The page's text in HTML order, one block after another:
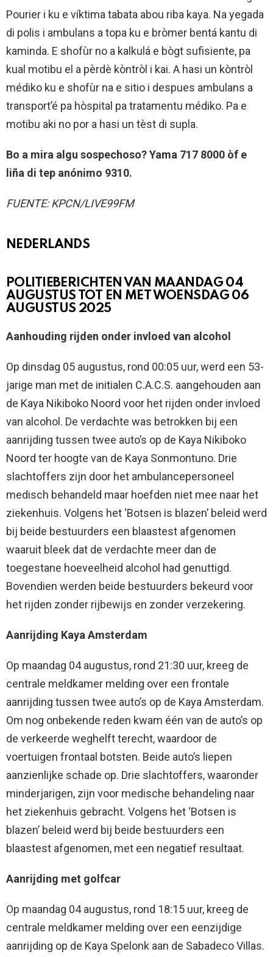
Pourier i ku e víktima tabata abou riba kaya. Na yegada
di polis i ambulans a topa ku e bròmer bentá kantu di
kaminda. E shofùr no a kalkulá e bògt sufisiente, pa
kual motibu el a pèrdè kòntròl i kai. A hasi un kòntròl
médiko ku e shofùr na e sitio i despues ambulans a
transport’é pa hòspital pa tratamentu médiko. Pa e
motibu aki no por a hasi un tèst di supla.
Bo a mira algu sospechoso? Yama 717 8000 òf e
liña di tep anónimo 9310.
FUENTE: KPCN/LIVE99FM
NEDERLANDS
POLITIEBERICHTEN VAN MAANDAG 04
AUGUSTUS TOT EN MET WOENSDAG 06
AUGUSTUS 2025
Aanhouding rijden onder invloed van alcohol
Op dinsdag 05 augustus, rond 00:05 uur, werd een 53-
jarige man met de initialen C.A.C.S. aangehouden aan
de Kaya Nikiboko Noord voor het rijden onder invloed
van alcohol. De verdachte was betrokken bij een
aanrijding tussen twee auto’s op de Kaya Nikiboko
Noord ter hoogte van de Kaya Sonmontuno. Drie
slachtoffers zijn door het ambulancepersoneel
medisch behandeld maar hoefden niet mee naar het
ziekenhuis. Volgens het ‘Botsen is blazen’ beleid werd
bij beide bestuurders een blaastest afgenomen
waaruit bleek dat de verdachte meer dan de
toegestane hoeveelheid alcohol had genuttigd.
Bovendien werden beide bestuurders bekeurd voor
het rijden zonder rijbewijs en zonder verzekering.
Aanrijding Kaya Amsterdam
Op maandag 04 augustus, rond 21:30 uur, kreeg de
centrale meldkamer melding over een frontale
aanrijding tussen twee auto’s op de Kaya Amsterdam.
Om nog onbekende reden kwam één van de auto’s op
de verkeerde weghelft terecht, waardoor de
voertuigen frontaal botsten. Beide auto’s liepen
aanzienlijke schade op. Drie slachtoffers, waaronder
minderjarigen, zijn voor medische behandeling naar
het ziekenhuis gebracht. Volgens het ‘Botsen is
blazen’ beleid werd bij beide bestuurders een
blaastest afgenomen, met een negatief resultaat.
Aanrijding met golfcar
Op maandag 04 augustus, rond 18:15 uur, kreeg de
centrale meldkamer melding over een eenzijdige
aanrijding op de Kaya Spelonk aan de Sabadeco Villas.